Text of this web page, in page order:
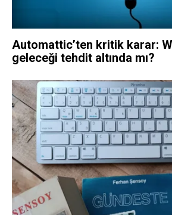
Automattic’ten kritik karar:
geleceği tehdit altında mı?